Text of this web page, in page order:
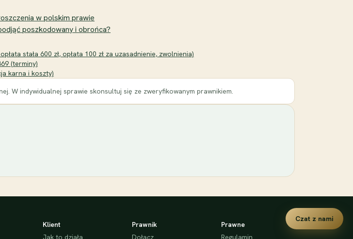
w polskim prawie
poszkodowany i obrońca?
stała 600 zł, opłata 100 zł za uzasadnienie, zwolnienia)
(terminy)
karna i koszty)
W indywidualnej sprawie skonsultuj się ze zweryfikowanym prawnikiem.
Klient
Jak to działa
Prawnik
Dołącz
Prawne
Regulamin
Czat z nami